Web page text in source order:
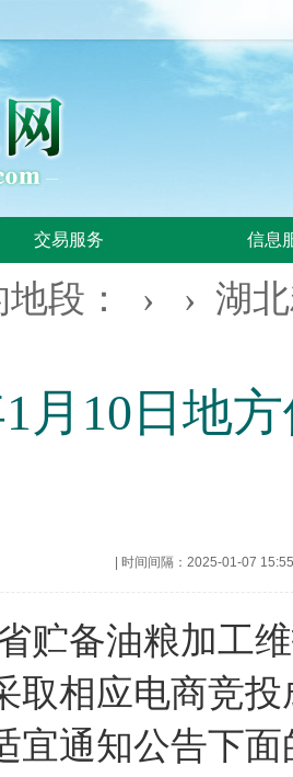
交易服务 信息
地段： › › 湖
1月10日地
时间间隔：2025-01-07 15:55
贮备油粮加工
取相应电商竞
宜通知公告下面